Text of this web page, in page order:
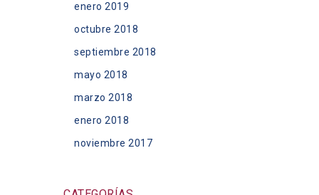
enero 2019
octubre 2018
septiembre 2018
mayo 2018
marzo 2018
enero 2018
noviembre 2017